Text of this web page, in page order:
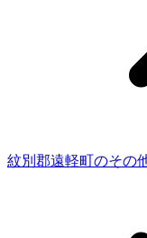
紋別郡遠軽町のその